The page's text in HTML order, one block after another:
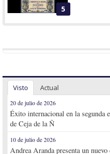
5
Visto Actual
20 de julio de 2026
Éxito internacional en la segunda
de Ceja de la Ñ
10 de julio de 2026
Andrea Aranda presenta un